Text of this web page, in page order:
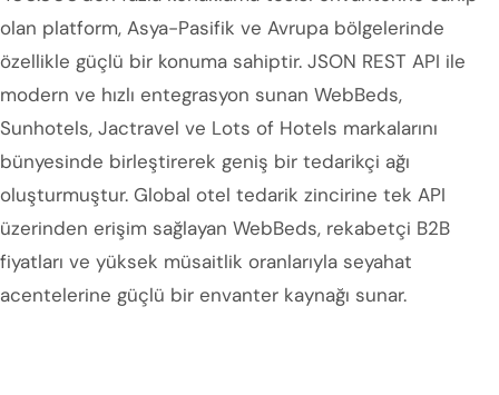
olan platform, Asya-Pasifik ve Avrupa bölgelerinde
özellikle güçlü bir konuma sahiptir. JSON REST API ile
modern ve hızlı entegrasyon sunan WebBeds,
Sunhotels, Jactravel ve Lots of Hotels markalarını
bünyesinde birleştirerek geniş bir tedarikçi ağı
oluşturmuştur. Global otel tedarik zincirine tek API
üzerinden erişim sağlayan WebBeds, rekabetçi B2B
fiyatları ve yüksek müsaitlik oranlarıyla seyahat
acentelerine güçlü bir envanter kaynağı sunar.